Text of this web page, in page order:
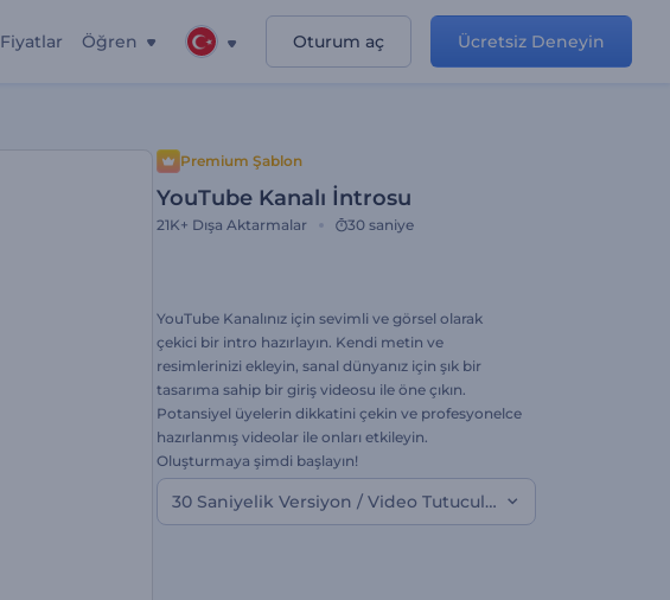
Fiyatlar Öğren Oturum aç Ücretsiz Deneyin
Premium Şablon
YouTube Kanalı İntrosu
21K+ Dışa Aktarmalar 30 saniye
YouTube Kanalınız için sevimli ve görsel olarak
çekici bir intro hazırlayın. Kendi metin ve
resimlerinizi ekleyin, sanal dünyanız için şık bir
tasarıma sahip bir giriş videosu ile öne çıkın.
Potansiyel üyelerin dikkatini çekin ve profesyonelce
hazırlanmış videolar ile onları etkileyin.
Oluşturmaya şimdi başlayın!
30 Saniyelik Versiyon / Video Tutucular